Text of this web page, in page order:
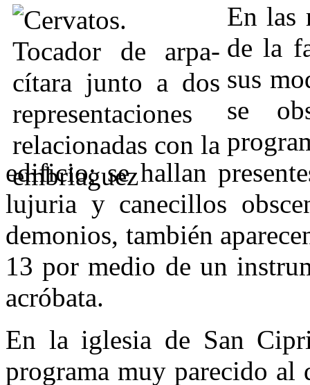
En las
de la
sus
se
edificio; se hallan
lujuria y canecillos
demonios, también
13 por medio de un
acróbata.
En la iglesia de San
programa muy parecido al